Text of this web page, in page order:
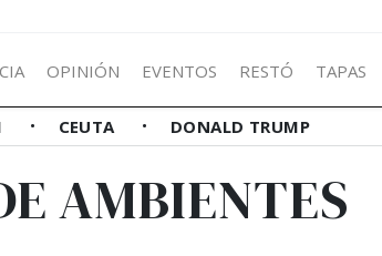
OPINIÓN EVENTOS RESTÓ TAPAS
CEUTA DONALD TRUMP
AMBIENTES